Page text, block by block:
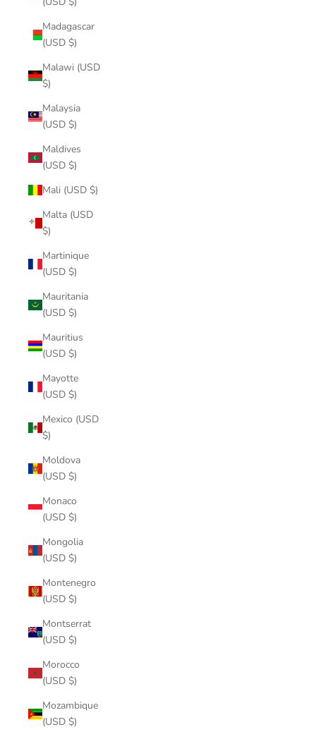
Madagascar
(USD $)
Malawi (USD
$)
Malaysia
(USD $)
Maldives
(USD $)
Mali (USD $)
Malta (USD
$)
Martinique
(USD $)
Mauritania
(USD $)
Mauritius
(USD $)
Mayotte
(USD $)
Mexico (USD
$)
Moldova
(USD $)
Monaco
(USD $)
Mongolia
(USD $)
Montenegro
(USD $)
Montserrat
(USD $)
Morocco
(USD $)
Mozambique
(USD $)